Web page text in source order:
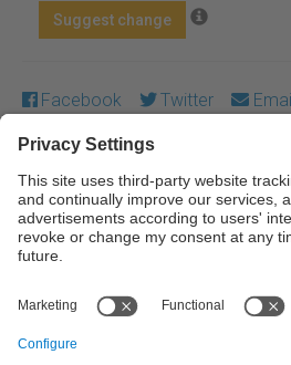
Suggest change
Facebook Twitter
Except where otherwise noted,
licensed under a Creative
NonCommercial-NoDerivs 3.0 Spain